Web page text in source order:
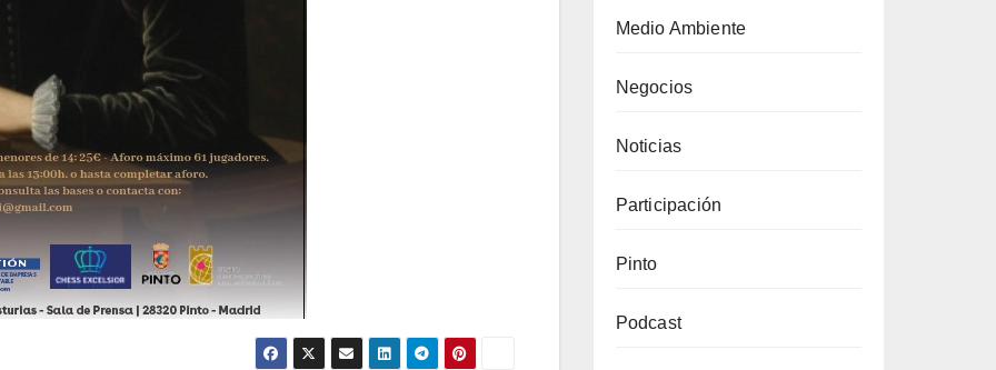
Medio Ambiente
Negocios
Noticias
Participación
Pinto
Podcast